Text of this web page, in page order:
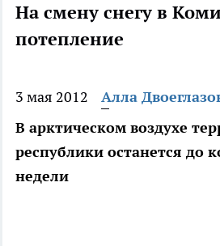
На смену снегу в
потепление
3 мая 2012
Алла
В арктическом воздухе
республики останется до
недели